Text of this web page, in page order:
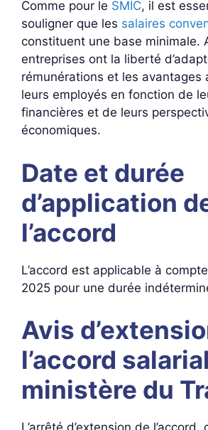
Comme pour le SMIC, il est
souligner que les salaires
constituent une base minimale.
entreprises ont la liberté
rémunérations et les avantages
leurs employés en fonction de
financières et de leurs
économiques.
Date et durée
d’application
l’accord
L’accord est applicable à
2025 pour une durée
Avis
l’accord
ministère du
L’arrêté d’extension de